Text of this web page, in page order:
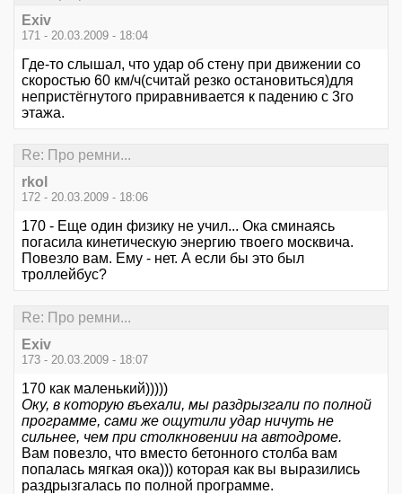
Exiv
171 - 20.03.2009 - 18:04
Где-то слышал, что удар об стену при движении со
скоростью 60 км/ч(считай резко остановиться)для
непристёгнутого приравнивается к падению с 3го
этажа.
Re: Про ремни...
rkol
172 - 20.03.2009 - 18:06
170 - Еще один физику не учил... Ока сминаясь
погасила кинетическую энергию твоего москвича.
Повезло вам. Ему - нет. А если бы это был
троллейбус?
Re: Про ремни...
Exiv
173 - 20.03.2009 - 18:07
170 как маленький)))))
Оку, в которую въехали, мы раздрызгали по полной
программе, сами же ощутили удар ничуть не
сильнее, чем при столкновении на автодроме.
Вам повезло, что вместо бетонного столба вам
попалась мягкая ока))) которая как вы выразились
раздрызгалась по полной программе.